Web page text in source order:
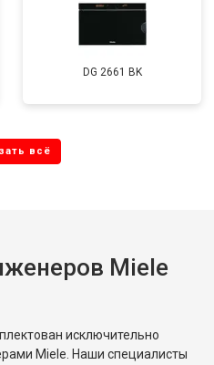
DG 2661 BK
Miele
исключительно
Miele. Наши специалисты